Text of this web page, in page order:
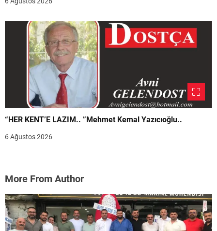
“HER KENT’E LAZIM.. ”Mehmet Kemal Yazıcıoğlu..
6 Ağustos 2026
More From Author